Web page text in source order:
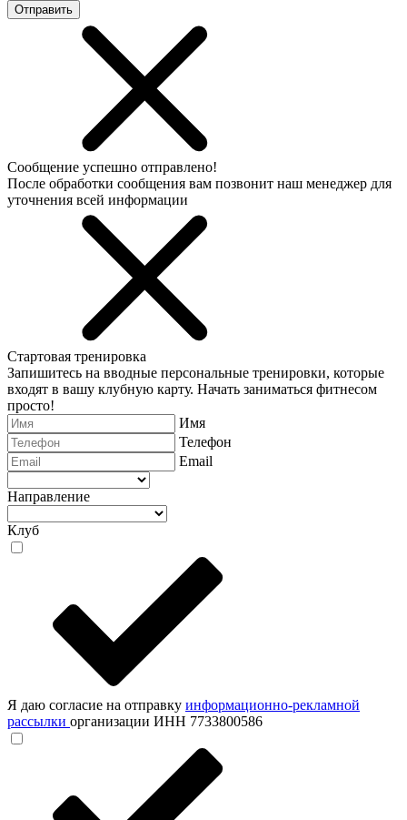
Отправить
Сообщение успешно отправлено!
После обработки сообщения вам позвонит наш менеджер для
уточнения всей информации
Стартовая тренировка
Запишитесь на вводные персональные тренировки, которые
входят в вашу клубную карту. Начать заниматься фитнесом
просто!
Имя
Телефон
Email
Направление
Клуб
Я даю согласие на отправку информационно-рекламной
рассылки организации ИНН 7733800586